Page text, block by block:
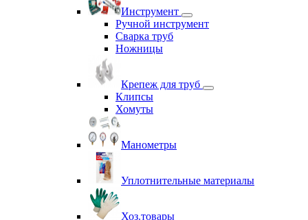
Инструмент
Ручной инструмент
Сварка труб
Ножницы
Крепеж для труб
Клипсы
Хомуты
Манометры
Уплотнительные материалы
Хоз.товары